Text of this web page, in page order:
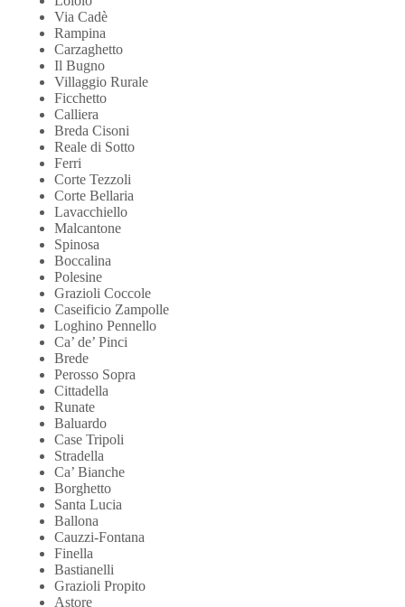
Via Cadè
Rampina
Carzaghetto
Il Bugno
Villaggio Rurale
Ficchetto
Calliera
Breda Cisoni
Reale di Sotto
Ferri
Corte Tezzoli
Corte Bellaria
Lavacchiello
Malcantone
Spinosa
Boccalina
Polesine
Grazioli Coccole
Caseificio Zampolle
Loghino Pennello
Ca’ de’ Pinci
Brede
Perosso Sopra
Cittadella
Runate
Baluardo
Case Tripoli
Stradella
Ca’ Bianche
Borghetto
Santa Lucia
Ballona
Cauzzi-Fontana
Finella
Bastianelli
Grazioli Propito
Astore